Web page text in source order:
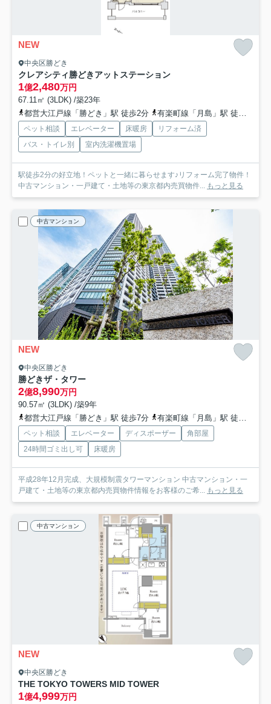
NEW
中央区勝どき
クレアシティ勝どきアットステーション
1億2,480万円
67.11㎡ (3LDK) /築23年
都営大江戸線「勝どき」駅 徒歩2分
有楽町線「月島」駅 徒歩12分
ペット相談 エレベーター 床暖房
リフォーム済
バス・トイレ別
室内洗濯機置場
駅徒歩2分の好立地！ペットと一緒に暮らせます♪リフォーム完了物件！
中古マンション・一戸建て・土地等の東京都内売買物件... もっと見る
中古マンション
NEW
中央区勝どき
勝どきザ・タワー
2億8,990万円
90.57㎡ (3LDK) /築9年
都営大江戸線「勝どき」駅 徒歩7分
有楽町線「月島」駅 徒歩14分
ペット相談 エレベーター ディスポーザー
角部屋
24時間ゴミ出し可
床暖房
平成28年12月完成、大規模制震タワーマンション 中古マンション・一
戸建て・土地等の東京都内売買物件情報をお客様のご希... もっと見る
中古マンション
NEW
中央区勝どき
THE TOKYO TOWERS MID TOWER
1億4,999万円